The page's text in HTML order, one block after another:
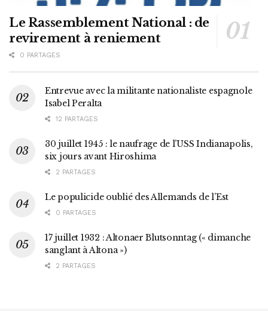
Le Rassemblement National : de
revirement à reniement
0 PARTAGES
Entrevue avec la militante nationaliste espagnole
Isabel Peralta
12 PARTAGES
30 juillet 1945 : le naufrage de l’USS Indianapolis,
six jours avant Hiroshima
2 PARTAGES
Le populicide oublié des Allemands de l’Est
0 PARTAGES
17 juillet 1932 : Altonaer Blutsonntag (« dimanche
sanglant à Altona »)
2 PARTAGES